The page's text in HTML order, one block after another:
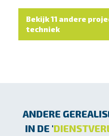
Bekijk 11 andere
techniek
ANDERE
IN DE '